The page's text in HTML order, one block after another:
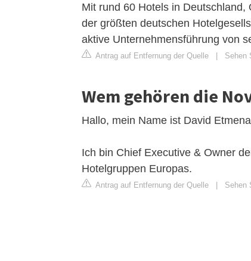
Mit rund 60 Hotels in
der größten deutschen
aktive Unternehmensführung von
Antrag auf Entfernung der Quelle | Sehen
Wem gehören die
Hallo, mein Name ist David
Ich bin Chief Executive & Owner
Hotelgruppen Europas.
Antrag auf Entfernung der Quelle | Sehen